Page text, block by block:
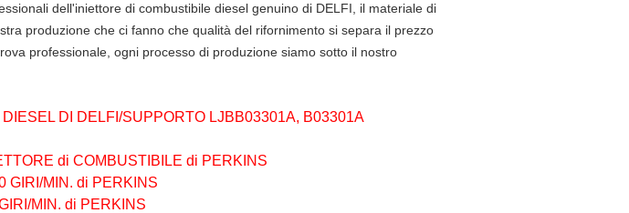
dell'iniettore di combustibile diesel genuino di DELFI,
il materiale di
produzione che ci fanno che qualità del rifornimento si separa il prezzo
professionale, ogni processo di produzione siamo sotto il nostro
DI DELFI/SUPPORTO LJBB03301A, B03301A
di COMBUSTIBILE di PERKINS
GIRI/MIN. di PERKINS
MIN. di PERKINS